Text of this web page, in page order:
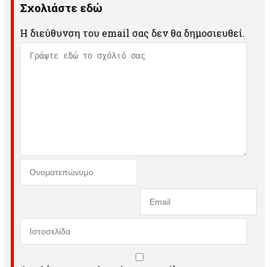
Σχολιάστε εδώ
Η διεύθυνση του email σας δεν θα δημοσιευθεί.